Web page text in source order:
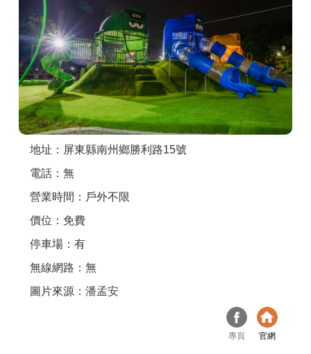
討論區
聯絡我們
APP下載
地址：屏東縣南州鄉勝利路15號
電話：無
營業時間：戶外不限
價位：免費
停車場：有
無線網路：無
圖片來源： 潘孟安
專頁 官網